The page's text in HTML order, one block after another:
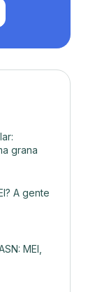
grana
A gente
MEI,